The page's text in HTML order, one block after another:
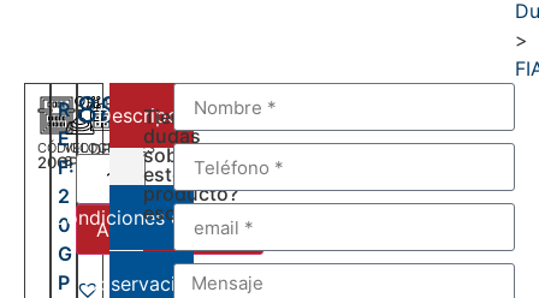
>
CÓDIGO
20GP09
VELOCIDADES
6
DEL:
AL:
R
E
F:
2
0
G
P
880,00€
Añadir al carrito
Descripción
Condiciones de venta
Observaciones
Tienes
dudas
sobre
este
producto?
escríbenos: